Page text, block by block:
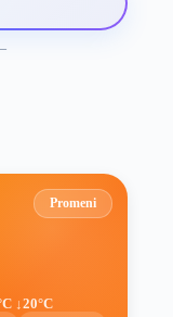
Promeni
↓20°C